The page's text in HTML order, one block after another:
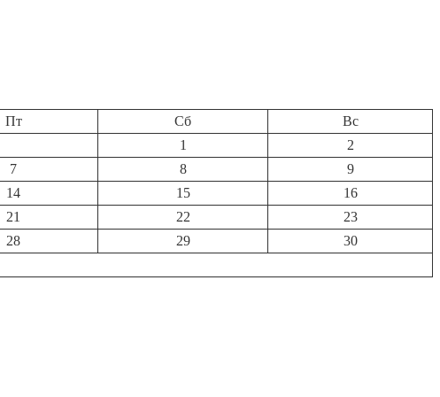
Пт Сб
Вс
1
2
7 8
9
14 15
16
21 22
23
28 29
30